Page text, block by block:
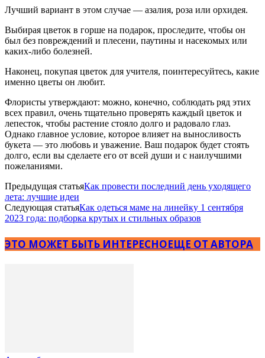
Лучший вариант в этом случае — азалия, роза или орхидея.
Выбирая цветок в горше на подарок, проследите, чтобы он
был без повреждений и плесени, паутины и насекомых или
каких-либо болезней.
Наконец, покупая цветок для учителя, поинтересуйтесь, какие
именно цветы он любит.
Флористы утверждают: можно, конечно, соблюдать ряд этих
всех правил, очень тщательно проверять каждый цветок и
лепесток, чтобы растение стояло долго и радовало глаз.
Однако главное условие, которое влияет на выносливость
букета — это любовь и уважение. Ваш подарок будет стоять
долго, если вы сделаете его от всей души и с наилучшими
пожеланиями.
Предыдущая статьяКак провести последний день уходящего
лета: лучшие идеи
Следующая статьяКак одеться маме на линейку 1 сентября
2023 года: подборка крутых и стильных образов
ЭТО МОЖЕТ БЫТЬ ИНТЕРЕСНОЕЩЕ ОТ АВТОРА